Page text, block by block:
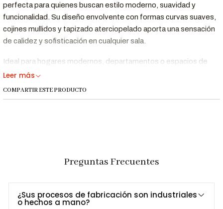
perfecta para quienes buscan estilo moderno, suavidad y
funcionalidad. Su diseño envolvente con formas curvas suaves,
cojines mullidos y tapizado aterciopelado aporta una sensación
de calidez y sofisticación en cualquier sala.
Ideal para hogares modernos, departamentos o espacios de
descanso en oficinas, el sofá Lada se adapta fácilmente a
gamuza negra, sobria y elegante.
Tela tipo gamuza de tacto suave, color negro intenso.
para mayor comodidad.
Aporta elegancia y modernidad en espacios reducidos o
Leer más
COMPARTIR ESTE PRODUCTO
Preguntas Frecuentes
¿Sus procesos de fabricación son industriales
o hechos a mano?